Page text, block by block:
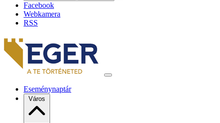
Facebook
Webkamera
RSS
Eseménynaptár
Város